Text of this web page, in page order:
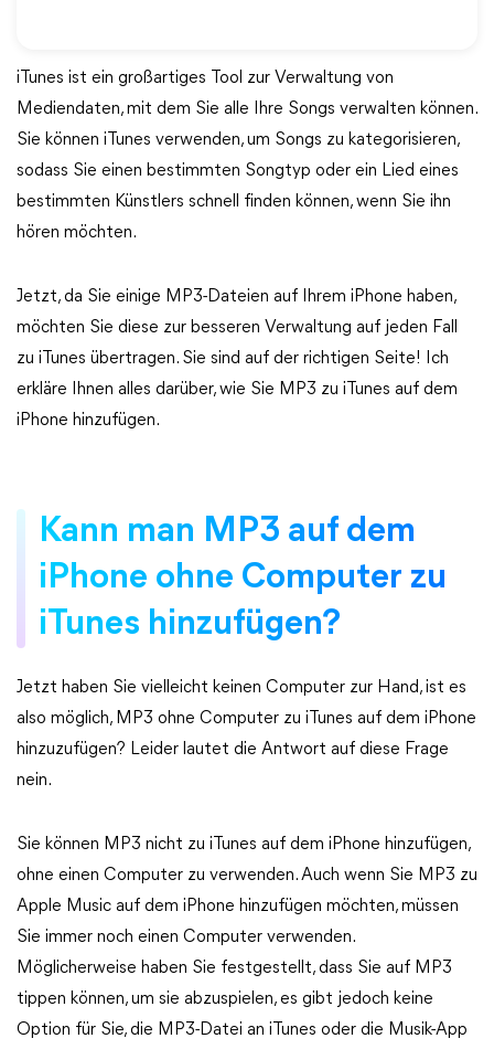
iTunes ist ein großartiges Tool zur Verwaltung von
Mediendaten, mit dem Sie alle Ihre Songs verwalten können.
Sie können iTunes verwenden, um Songs zu kategorisieren,
sodass Sie einen bestimmten Songtyp oder ein Lied eines
bestimmten Künstlers schnell finden können, wenn Sie ihn
hören möchten.
Jetzt, da Sie einige MP3-Dateien auf Ihrem iPhone haben,
möchten Sie diese zur besseren Verwaltung auf jeden Fall
zu iTunes übertragen. Sie sind auf der richtigen Seite! Ich
erkläre Ihnen alles darüber, wie Sie MP3 zu iTunes auf dem
iPhone hinzufügen.
Kann man MP3 auf dem
iPhone ohne Computer zu
iTunes hinzufügen?
Jetzt haben Sie vielleicht keinen Computer zur Hand, ist es
also möglich, MP3 ohne Computer zu iTunes auf dem iPhone
hinzuzufügen? Leider lautet die Antwort auf diese Frage
nein.
Sie können MP3 nicht zu iTunes auf dem iPhone hinzufügen,
ohne einen Computer zu verwenden. Auch wenn Sie MP3 zu
Apple Music auf dem iPhone hinzufügen möchten, müssen
Sie immer noch einen Computer verwenden.
Möglicherweise haben Sie festgestellt, dass Sie auf MP3
tippen können, um sie abzuspielen, es gibt jedoch keine
Option für Sie, die MP3-Datei an iTunes oder die Musik-App